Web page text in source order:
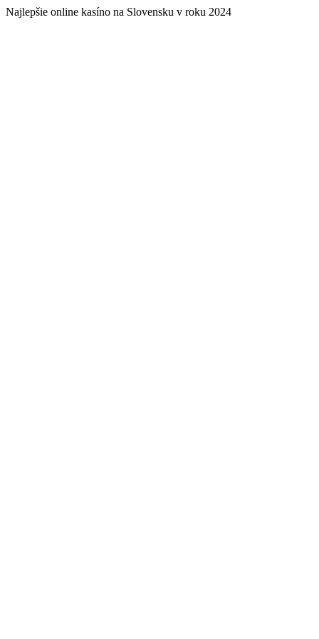
Najlepšie online kasíno na Slovensku v roku 2024